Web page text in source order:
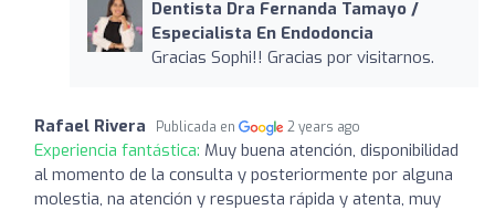
Dentista Dra Fernanda Tamayo /
Especialista En Endodoncia
Gracias Sophi!! Gracias por visitarnos.
Rafael Rivera Publicada en 2 years ago
Experiencia fantástica: Muy buena atención, disponibilidad
al momento de la consulta y posteriormente por alguna
molestia, na atención y respuesta rápida y atenta, muy